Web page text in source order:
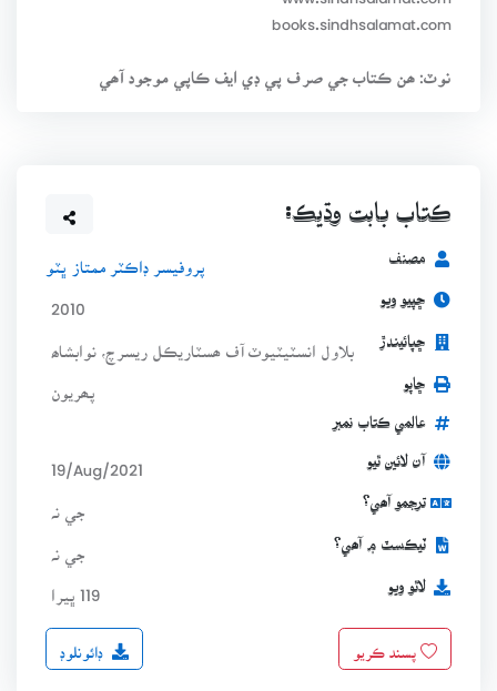
نوٽ: ھن ڪتاب جي صرف پي ڊي ايف ڪاپي موجود آھي
ڪتاب بابت وڌيڪ:
مصنف پروفيسر ڊاڪٽر ممتاز ڀٽو
ڇپيو ويو 2010
ڇپائيندڙ بلاول انسٽيٽيوٽ آف ھسٽاريڪل ريسرچ، نوابشاھ
ڇاپو
عالمي ڪتاب نمبر
آن لائين ٿيو 19/Aug/2021
ترجمو آھي؟
ٽيڪسٽ ۾ آھي؟
لاٿو ويو 119 ڀيرا
پسند ڪريو ڊائونلوڊ